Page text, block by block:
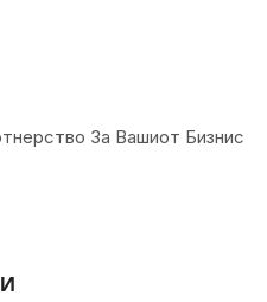
За Вашиот Бизнис